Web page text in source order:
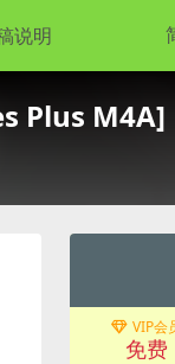
说明
Plus M4A]
VIP会
免费